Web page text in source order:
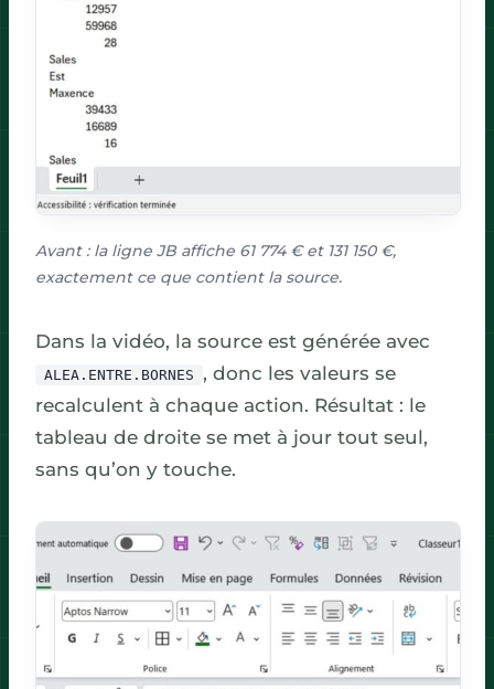
Avant : la ligne JB affiche 61 774 € et 131 150 €,
exactement ce que contient la source.
Dans la vidéo, la source est générée avec
ALEA.ENTRE.BORNES
, donc les valeurs se
recalculent à chaque action. Résultat : le
tableau de droite se met à jour tout seul,
sans qu’on y touche.